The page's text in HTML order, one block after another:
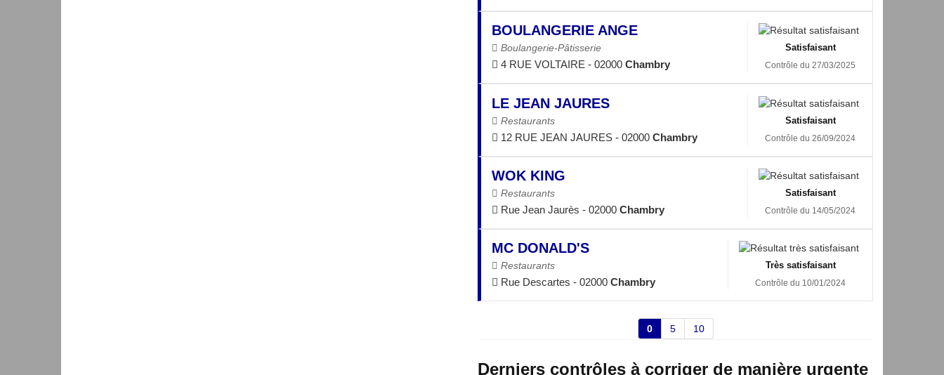
BOULANGERIE ANGE
Boulangerie-Pâtisserie
4 RUE VOLTAIRE - 02000 Chambry
Satisfaisant
Contrôle du 27/03/2025
LE JEAN JAURES
Restaurants
12 RUE JEAN JAURES - 02000 Chambry
Satisfaisant
Contrôle du 26/09/2024
WOK KING
Restaurants
Rue Jean Jaurès - 02000 Chambry
Satisfaisant
Contrôle du 14/05/2024
MC DONALD'S
Restaurants
Rue Descartes - 02000 Chambry
Très satisfaisant
Contrôle du 10/01/2024
0 5 10
Derniers contrôles à corriger de manière urgente